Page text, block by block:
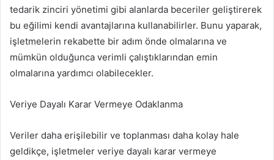
tedarik zinciri yönetimi gibi alanlarda beceriler geliştirerek
bu eğilimi kendi avantajlarına kullanabilirler. Bunu yaparak,
işletmelerin rekabette bir adım önde olmalarına ve
mümkün olduğunca verimli çalıştıklarından emin
olmalarına yardımcı olabilecekler.
Veriye Dayalı Karar Vermeye Odaklanma
Veriler daha erişilebilir ve toplanması daha kolay hale
geldikçe, işletmeler veriye dayalı karar vermeye